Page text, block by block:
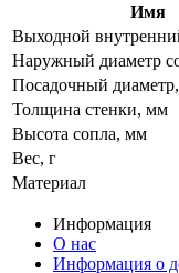
Имя
Выходной
Наружный диаметр
Посадочный
Толщина стенки, мм
Высота сопла, мм
Вес, г
Материал
Информация
О нас
Информация о